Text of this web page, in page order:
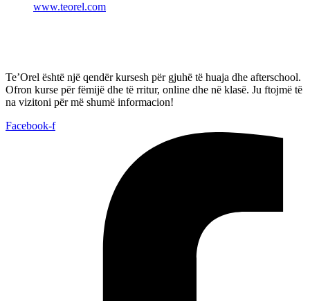
www.teorel.com
Te’Orel është një qendër kursesh për gjuhë të huaja dhe afterschool.
Ofron kurse për fëmijë dhe të rritur, online dhe në klasë. Ju ftojmë të
na vizitoni për më shumë informacion!
Facebook-f